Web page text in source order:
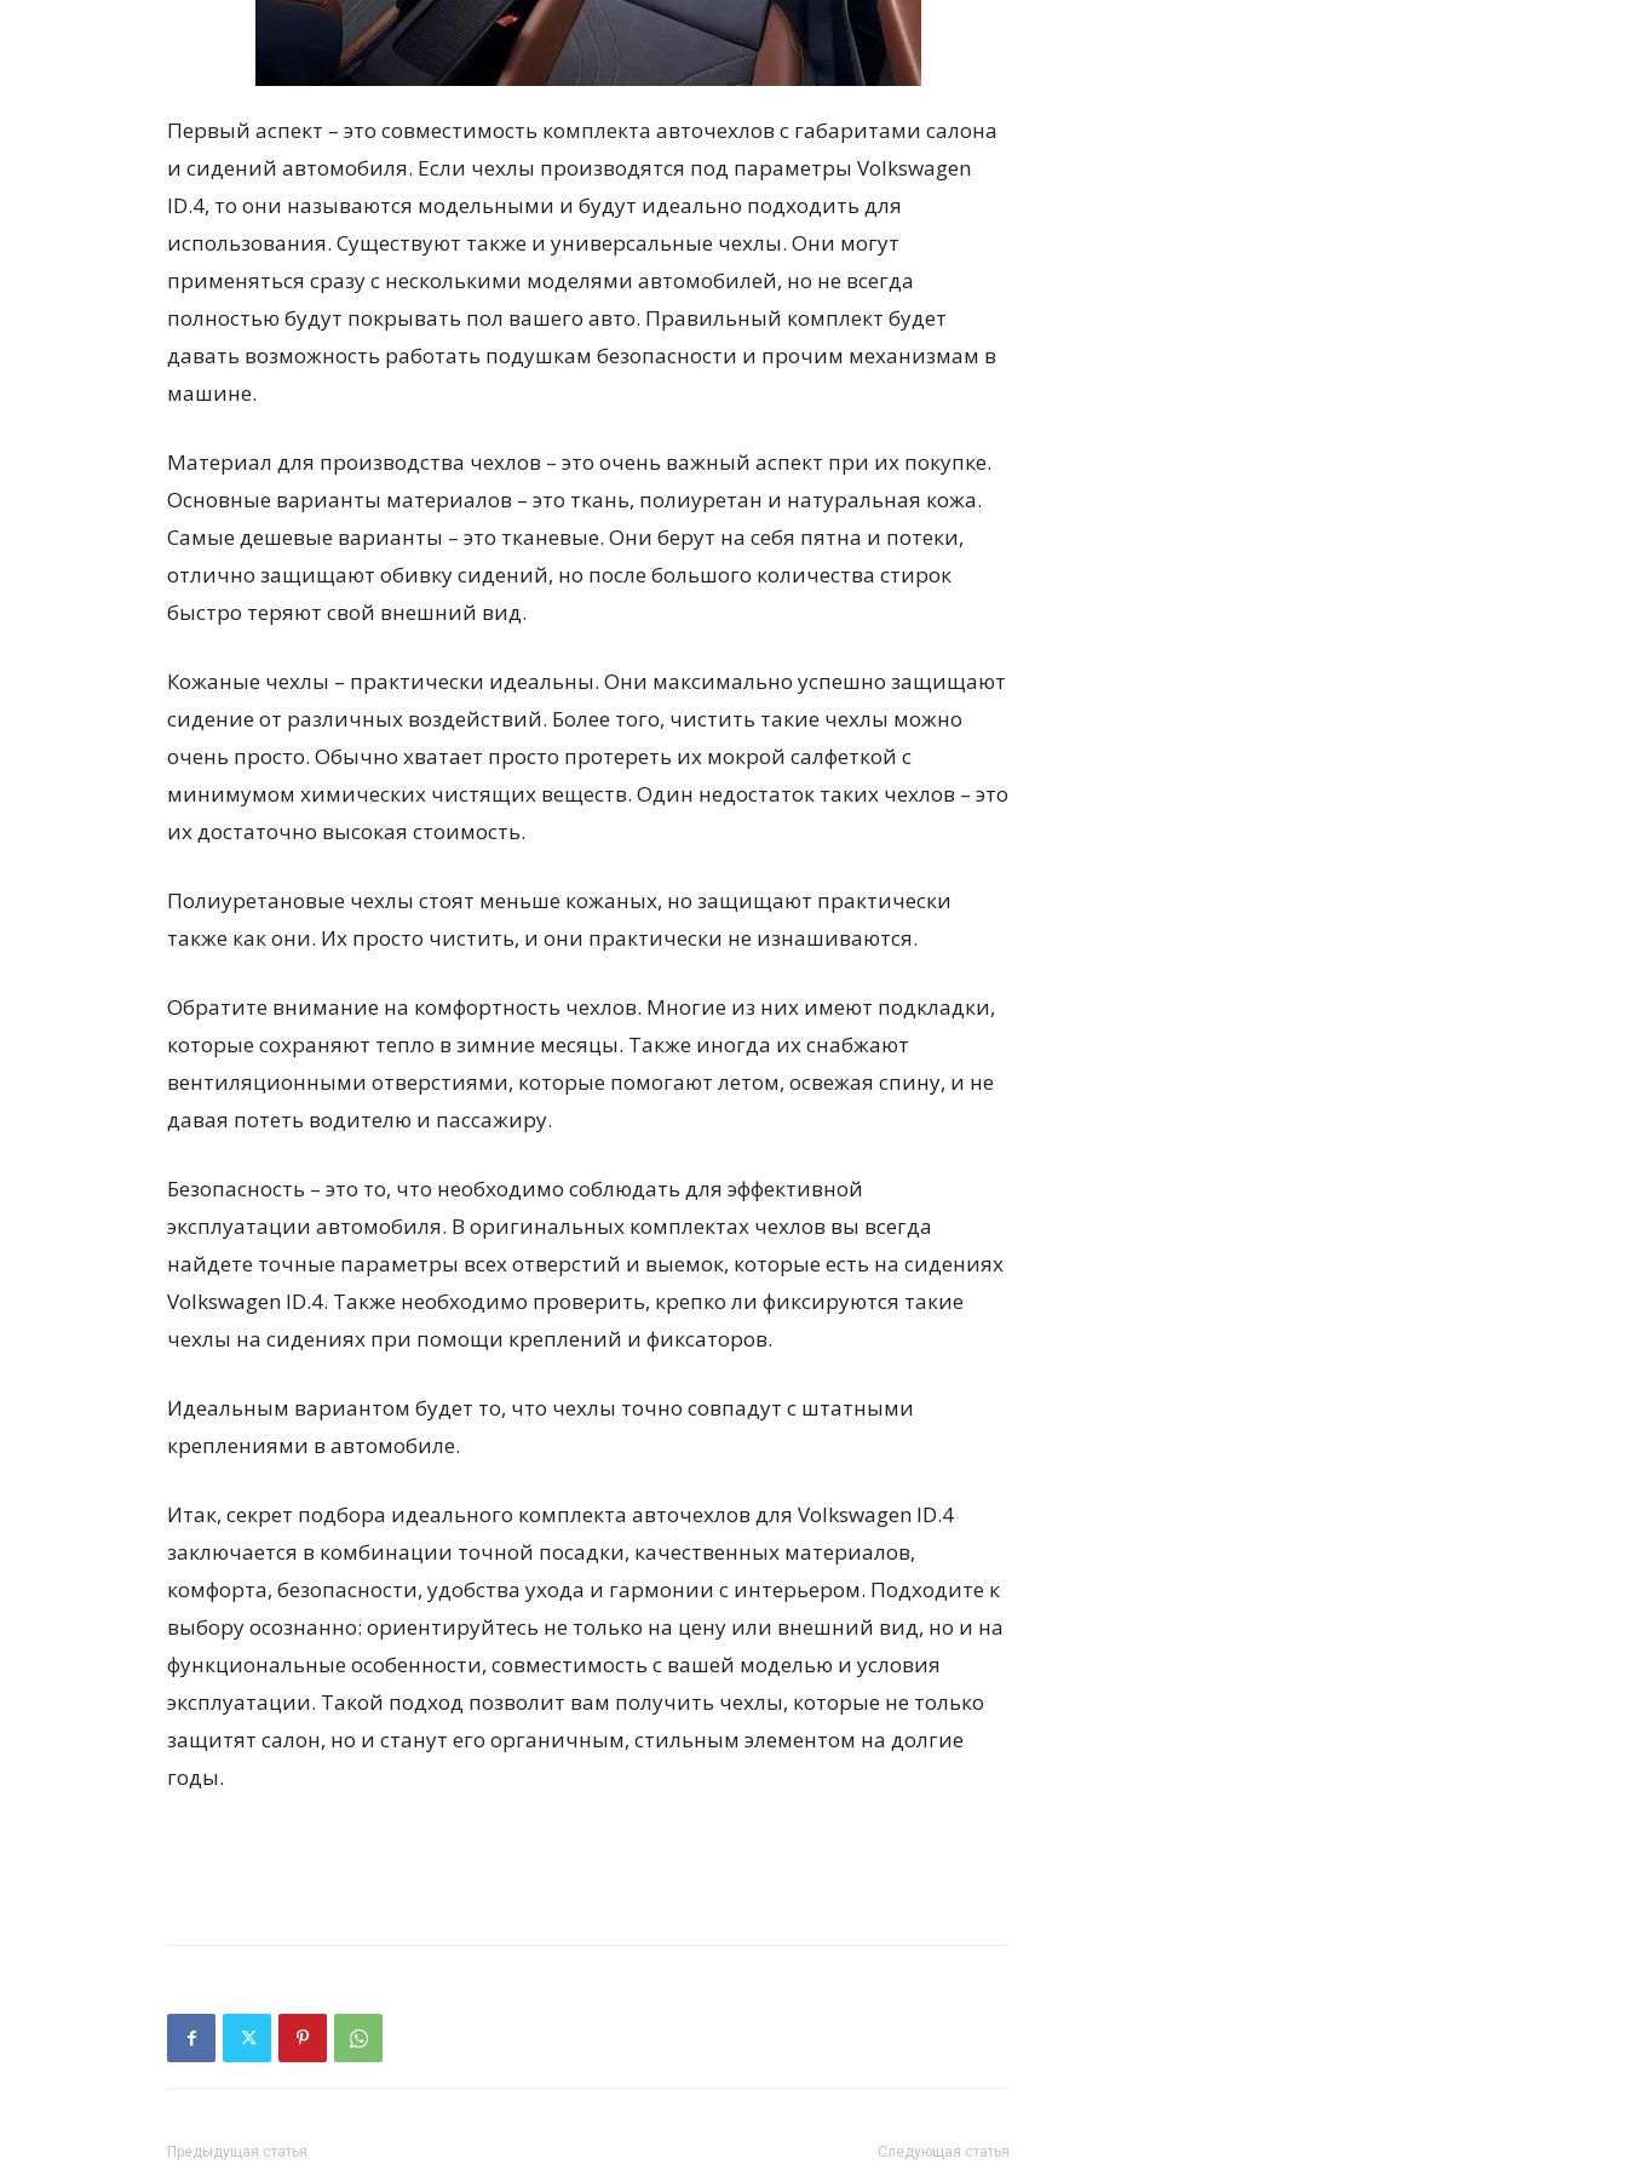
Первый аспект – это совместимость комплекта авточехлов с габаритами салона
и сидений автомобиля. Если чехлы производятся под параметры Volkswagen
ID.4, то они называются модельными и будут идеально подходить для
использования. Существуют также и универсальные чехлы. Они могут
применяться сразу с несколькими моделями автомобилей, но не всегда
полностью будут покрывать пол вашего авто. Правильный комплект будет
давать возможность работать подушкам безопасности и прочим механизмам в
машине.
Материал для производства чехлов – это очень важный аспект при их покупке.
Основные варианты материалов – это ткань, полиуретан и натуральная кожа.
Самые дешевые варианты – это тканевые. Они берут на себя пятна и потеки,
отлично защищают обивку сидений, но после большого количества стирок
быстро теряют свой внешний вид.
Кожаные чехлы – практически идеальны. Они максимально успешно защищают
сидение от различных воздействий. Более того, чистить такие чехлы можно
очень просто. Обычно хватает просто протереть их мокрой салфеткой с
минимумом химических чистящих веществ. Один недостаток таких чехлов – это
их достаточно высокая стоимость.
Полиуретановые чехлы стоят меньше кожаных, но защищают практически
также как они. Их просто чистить, и они практически не изнашиваются.
Обратите внимание на комфортность чехлов. Многие из них имеют подкладки,
которые сохраняют тепло в зимние месяцы. Также иногда их снабжают
вентиляционными отверстиями, которые помогают летом, освежая спину, и не
давая потеть водителю и пассажиру.
Безопасность – это то, что необходимо соблюдать для эффективной
эксплуатации автомобиля. В оригинальных комплектах чехлов вы всегда
найдете точные параметры всех отверстий и выемок, которые есть на сидениях
Volkswagen ID.4. Также необходимо проверить, крепко ли фиксируются такие
чехлы на сидениях при помощи креплений и фиксаторов.
Идеальным вариантом будет то, что чехлы точно совпадут с штатными
креплениями в автомобиле.
Итак, секрет подбора идеального комплекта авточехлов для Volkswagen ID.4
заключается в комбинации точной посадки, качественных материалов,
комфорта, безопасности, удобства ухода и гармонии с интерьером. Подходите к
выбору осознанно: ориентируйтесь не только на цену или внешний вид, но и на
функциональные особенности, совместимость с вашей моделью и условия
эксплуатации. Такой подход позволит вам получить чехлы, которые не только
защитят салон, но и станут его органичным, стильным элементом на долгие
годы.
Предыдущая статья Следующая статья